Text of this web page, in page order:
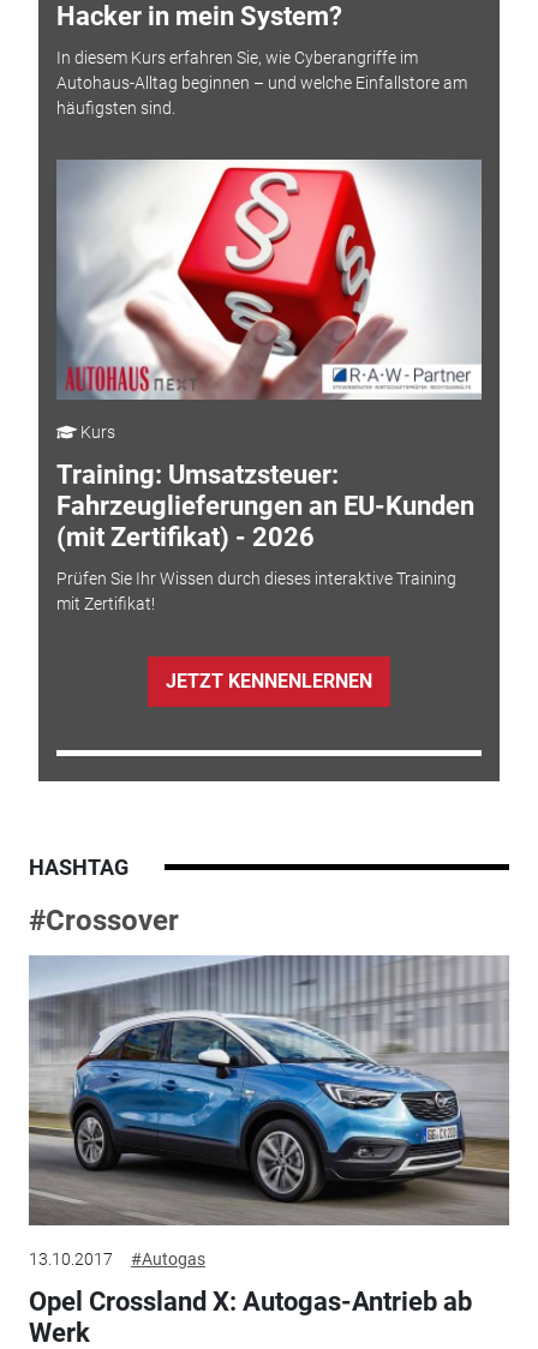
Hacker in mein System?
In diesem Kurs erfahren Sie, wie Cyberangriffe im
Autohaus-Alltag beginnen – und welche Einfallstore am
häufigsten sind.
Kurs
Training: Umsatzsteuer:
Fahrzeuglieferungen an EU-Kunden
(mit Zertifikat) - 2026
Prüfen Sie Ihr Wissen durch dieses interaktive Training
mit Zertifikat!
JETZT KENNENLERNEN
HASHTAG
#Crossover
13.10.2017 #Autogas
Opel Crossland X: Autogas-Antrieb ab
Werk